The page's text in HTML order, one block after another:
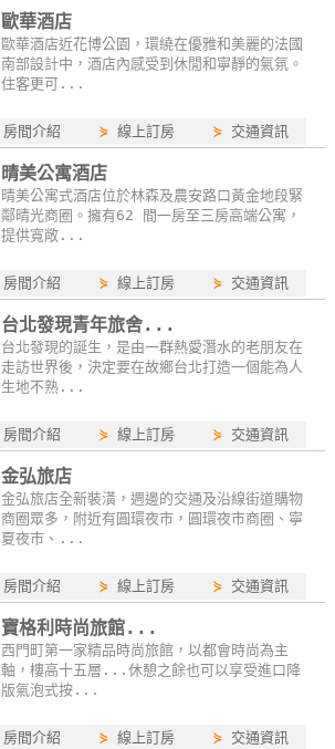
歐華酒店
歐華酒店近花博公園，環繞在優雅和美麗的法國
南部設計中，酒店內感受到休閒和寧靜的氣氛。
住客更可...
房間介紹 ⋟線上訂房 ⋟ 交通資訊
晴美公寓酒店
晴美公寓式酒店位於林森及農安路口黃金地段緊
鄰晴光商圈。擁有62 間一房至三房高端公寓，
提供寬敞...
房間介紹 ⋟線上訂房 ⋟ 交通資訊
台北發現青年旅舍...
台北發現的誕生，是由一群熱愛潛水的老朋友在
走訪世界後，決定要在故鄉台北打造一個能為人
生地不熟...
房間介紹 ⋟線上訂房 ⋟ 交通資訊
金弘旅店
金弘旅店全新裝潢，週邊的交通及沿線街道購物
商圈眾多，附近有圓環夜市，圓環夜市商圈、寧
夏夜市、...
房間介紹 ⋟線上訂房 ⋟ 交通資訊
寶格利時尚旅館...
西門町第一家精品時尚旅館，以都會時尚為主
軸，樓高十五層...休憩之餘也可以享受進口降
版氣泡式按...
房間介紹 ⋟線上訂房 ⋟ 交通資訊